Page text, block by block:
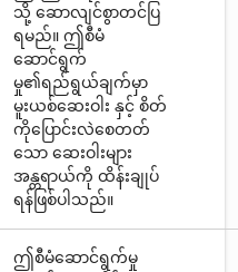
သို့ ဆောလျင်စွာတင်ပြ
ရမည်။ ဤစီမံ
ဆောင်ရွက်
မှု၏ရည်ရွယ်ချက်မှာ
မူးယစ်ဆေးဝါး နှင့် စိတ်
ကိုပြောင်းလဲစေတတ်
သော ဆေးဝါးများ
အန္တရာယ်ကို ထိန်းချုပ်
ရန်ဖြစ်ပါသည်။
ဤစီမံဆောင်ရွက်မှု